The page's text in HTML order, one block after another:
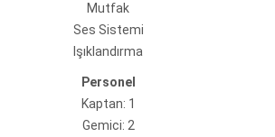
Mutfak
Ses Sistemi
Işıklandırma
Personel
Kaptan: 1
Gemici: 2